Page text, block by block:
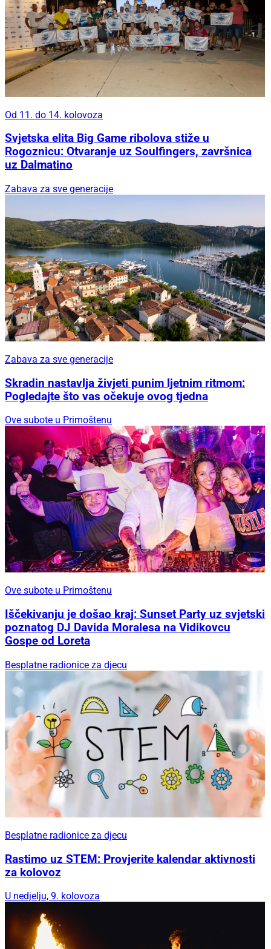
Od 11. do 14. kolovoza
Svjetska elita Big Game ribolova stiže u
Rogoznicu: Otvaranje uz Soulfingers, završnica
uz Dalmatino
Zabava za sve generacije
Zabava za sve generacije
Skradin nastavlja živjeti punim ljetnim ritmom:
Pogledajte što vas očekuje ovog tjedna
Ove subote u Primoštenu
Ove subote u Primoštenu
Iščekivanju je došao kraj: Sunset Party uz svjetski
poznatog DJ Davida Moralesa na Vidikovcu
Gospe od Loreta
Besplatne radionice za djecu
Besplatne radionice za djecu
Rastimo uz STEM: Provjerite kalendar aktivnosti
za kolovoz
U nedjelju, 9. kolovoza